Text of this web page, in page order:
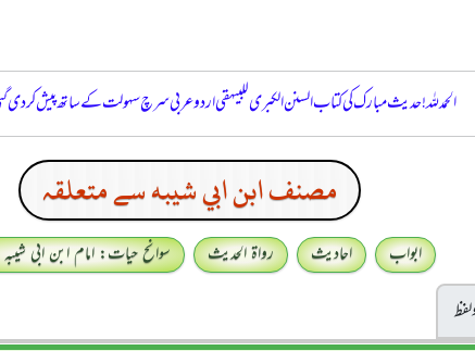
الحمدللہ! حدیث مبارک کی کتاب السنن الكبرى للبيهقي اردو عربی سرچ سہولت کے ساتھ پیش کر
مصنف ابن ابي شيبه سے متعلقہ
ابواب احادیث رواۃ الحدیث
سوانح حیات: امام ابن ابی شیبہ